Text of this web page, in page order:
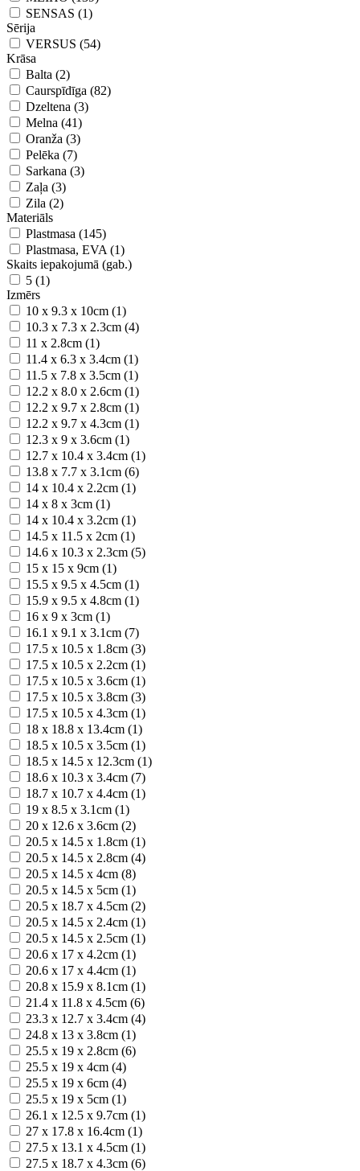
SENSAS (1)
Sērija
VERSUS (54)
Krāsa
Balta (2)
Caurspīdīga (82)
Dzeltena (3)
Melna (41)
Oranža (3)
Pelēka (7)
Sarkana (3)
Zaļa (3)
Zila (2)
Materiāls
Plastmasa (145)
Plastmasa, EVA (1)
Skaits iepakojumā (gab.)
5 (1)
Izmērs
10 x 9.3 x 10cm (1)
10.3 x 7.3 x 2.3cm (4)
11 x 2.8cm (1)
11.4 x 6.3 x 3.4cm (1)
11.5 x 7.8 x 3.5cm (1)
12.2 x 8.0 x 2.6cm (1)
12.2 x 9.7 x 2.8cm (1)
12.2 x 9.7 x 4.3cm (1)
12.3 x 9 x 3.6cm (1)
12.7 x 10.4 x 3.4cm (1)
13.8 x 7.7 x 3.1cm (6)
14 x 10.4 x 2.2cm (1)
14 x 8 x 3cm (1)
14 х 10.4 х 3.2cm (1)
14.5 x 11.5 x 2cm (1)
14.6 x 10.3 x 2.3cm (5)
15 x 15 x 9cm (1)
15.5 x 9.5 x 4.5cm (1)
15.9 х 9.5 х 4.8cm (1)
16 x 9 x 3cm (1)
16.1 x 9.1 x 3.1cm (7)
17.5 x 10.5 x 1.8cm (3)
17.5 x 10.5 x 2.2cm (1)
17.5 x 10.5 x 3.6cm (1)
17.5 x 10.5 x 3.8cm (3)
17.5 x 10.5 x 4.3cm (1)
18 x 18.8 x 13.4cm (1)
18.5 x 10.5 x 3.5cm (1)
18.5 x 14.5 x 12.3cm (1)
18.6 x 10.3 x 3.4cm (7)
18.7 х 10.7 х 4.4cm (1)
19 x 8.5 x 3.1cm (1)
20 x 12.6 x 3.6cm (2)
20.5 x 14.5 x 1.8cm (1)
20.5 x 14.5 x 2.8cm (4)
20.5 x 14.5 x 4cm (8)
20.5 x 14.5 x 5cm (1)
20.5 x 18.7 x 4.5cm (2)
20.5 х 14.5 х 2.4cm (1)
20.5 х 14.5 х 2.5cm (1)
20.6 x 17 x 4.2cm (1)
20.6 x 17 x 4.4cm (1)
20.8 х 15.9 х 8.1cm (1)
21.4 x 11.8 x 4.5cm (6)
23.3 х 12.7 х 3.4cm (4)
24.8 x 13 x 3.8cm (1)
25.5 x 19 x 2.8cm (6)
25.5 x 19 x 4cm (4)
25.5 x 19 x 6cm (4)
25.5 х 19 х 5cm (1)
26.1 x 12.5 x 9.7cm (1)
27 x 17.8 x 16.4cm (1)
27.5 x 13.1 x 4.5cm (1)
27.5 x 18.7 x 4.3cm (6)